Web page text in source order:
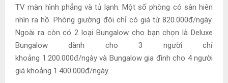
TV màn hình phẳng và tủ lạnh. Một số phòng có sân hiên
nhìn ra hồ. Phòng giường đôi chỉ có giá từ 820.000đ/ngày.
Ngoài ra còn có 2 loại Bungalow cho bạn chọn là Deluxe
Bungalow dành cho 3 người chỉ
khoảng 1.200.000đ/ngày và Bungalow gia đình cho 4 người
giá khoảng 1.400.000đ/ngày.